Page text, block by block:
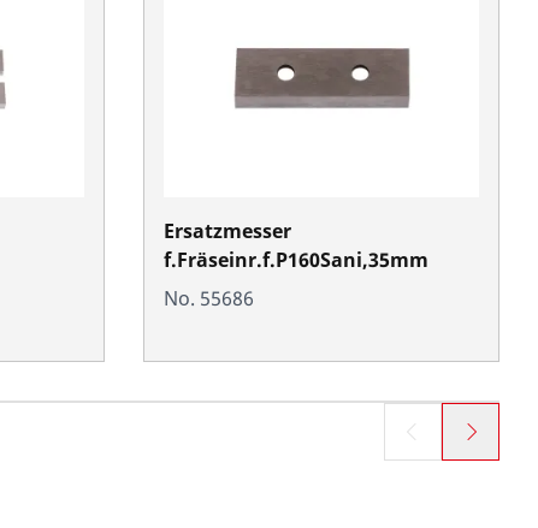
Ersatzmesser
f.Fräseinr.f.P160Sani,35mm
No. 55686